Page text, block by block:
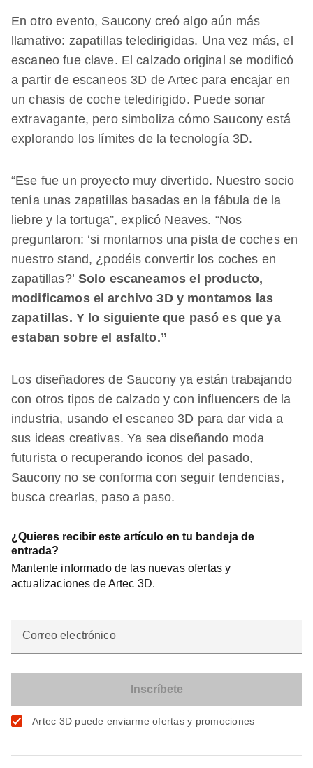
En otro evento, Saucony creó algo aún más
llamativo: zapatillas teledirigidas. Una vez más, el
escaneo fue clave. El calzado original se modificó
a partir de escaneos 3D de Artec para encajar en
un chasis de coche teledirigido. Puede sonar
extravagante, pero simboliza cómo Saucony está
explorando los límites de la tecnología 3D.
“Ese fue un proyecto muy divertido. Nuestro socio
tenía unas zapatillas basadas en la fábula de la
liebre y la tortuga”, explicó Neaves. “Nos
preguntaron: ‘si montamos una pista de coches en
nuestro stand, ¿podéis convertir los coches en
zapatillas?’ Solo escaneamos el producto,
modificamos el archivo 3D y montamos las
zapatillas. Y lo siguiente que pasó es que ya
estaban sobre el asfalto.”
Los diseñadores de Saucony ya están trabajando
con otros tipos de calzado y con influencers de la
industria, usando el escaneo 3D para dar vida a
sus ideas creativas. Ya sea diseñando moda
futurista o recuperando iconos del pasado,
Saucony no se conforma con seguir tendencias,
busca crearlas, paso a paso.
¿Quieres recibir este artículo en tu bandeja de
entrada?
Mantente informado de las nuevas ofertas y
actualizaciones de Artec 3D.
Correo electrónico
Artec 3D puede enviarme ofertas y promociones